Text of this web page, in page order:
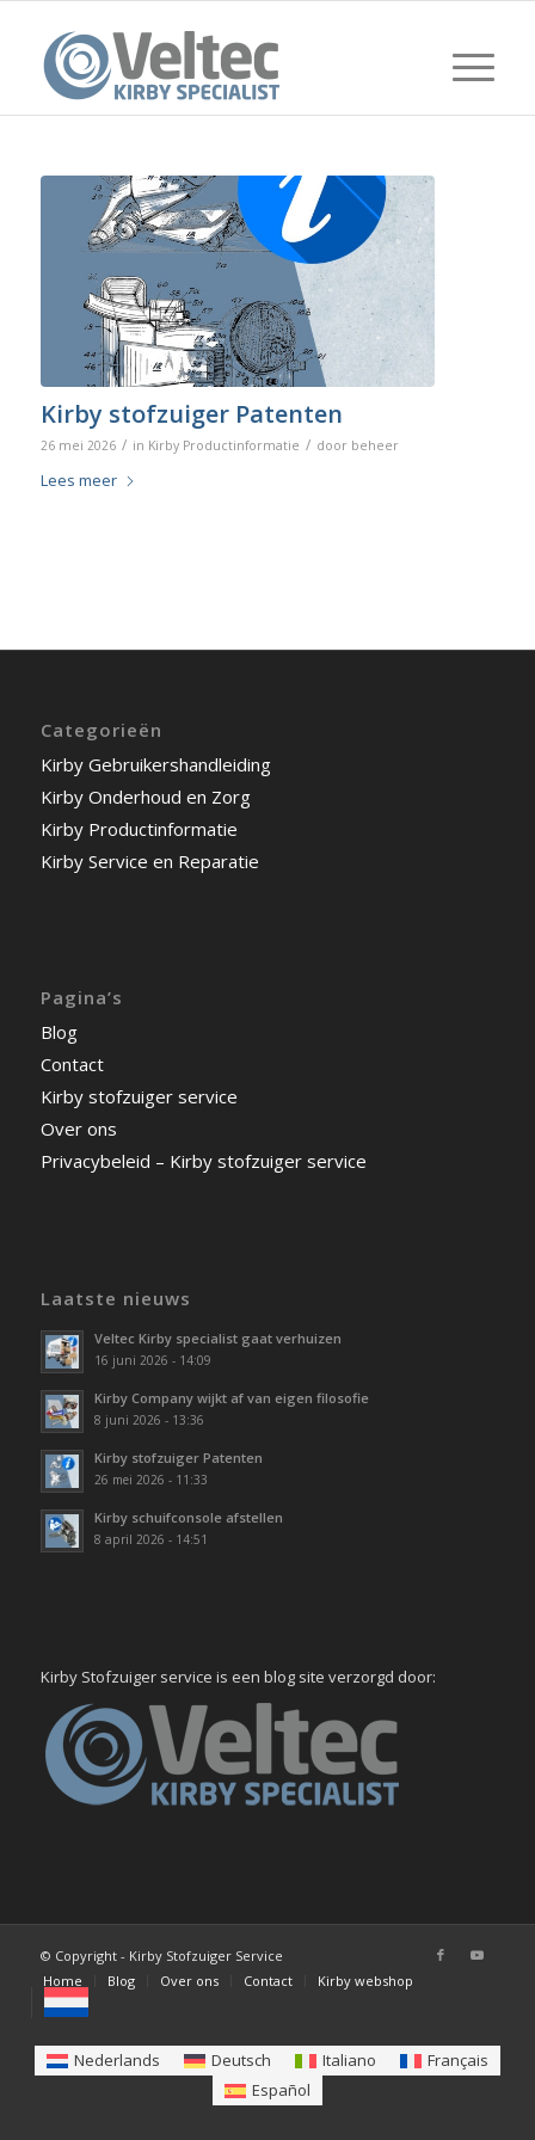
Kirby stofzuiger Patenten
26 mei 2026 / in Kirby Productinformatie / door beheer
Lees meer
Categorieën
Kirby Gebruikershandleiding
Kirby Onderhoud en Zorg
Kirby Productinformatie
Kirby Service en Reparatie
Pagina’s
Blog
Contact
Kirby stofzuiger service
Over ons
Privacybeleid – Kirby stofzuiger service
Laatste nieuws
Veltec Kirby specialist gaat verhuizen
16 juni 2026 - 14:09
Kirby Company wijkt af van eigen filosofie
8 juni 2026 - 13:36
Kirby stofzuiger Patenten
26 mei 2026 - 11:33
Kirby schuifconsole afstellen
8 april 2026 - 14:51
Kirby Stofzuiger service is een blog site verzorgd door:
© Copyright - Kirby Stofzuiger Service
Home
Blog Over ons Contact Kirby webshop
Nederlands Deutsch Italiano
Français
Español